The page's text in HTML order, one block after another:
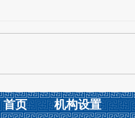
首页 机构设置